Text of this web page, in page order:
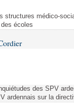
structures médico-
écoles
des SPV
ardennais sur la